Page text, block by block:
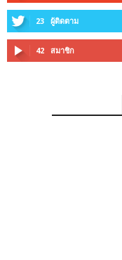
23 ผู้ติดตาม
42 สมาชิก